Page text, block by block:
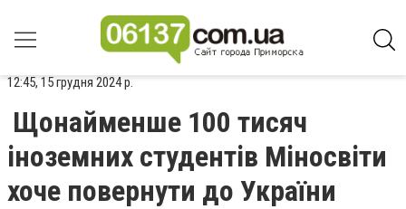
12:45, 15 грудня 2024 р.
Щонайменше 100 тисяч
іноземних студентів Міносвіти
хоче повернути до України